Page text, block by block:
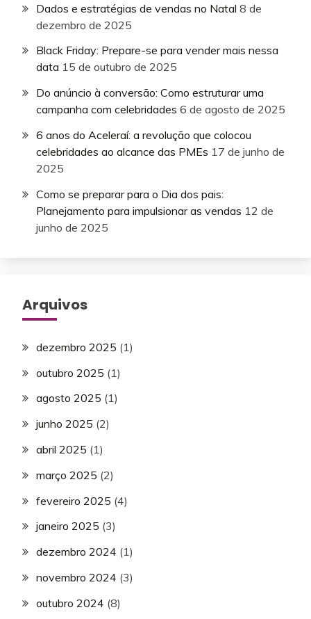
Dados e estratégias de vendas no Natal 8 de
dezembro de 2025
Black Friday: Prepare-se para vender mais nessa
data 15 de outubro de 2025
Do anúncio à conversão: Como estruturar uma
campanha com celebridades 6 de agosto de 2025
6 anos do Aceleraí: a revolução que colocou
celebridades ao alcance das PMEs 17 de junho de
2025
Como se preparar para o Dia dos pais:
Planejamento para impulsionar as vendas 12 de
junho de 2025
Arquivos
dezembro 2025 (1)
outubro 2025 (1)
agosto 2025 (1)
junho 2025 (2)
abril 2025 (1)
março 2025 (2)
fevereiro 2025 (4)
janeiro 2025 (3)
dezembro 2024 (1)
novembro 2024 (3)
outubro 2024 (8)